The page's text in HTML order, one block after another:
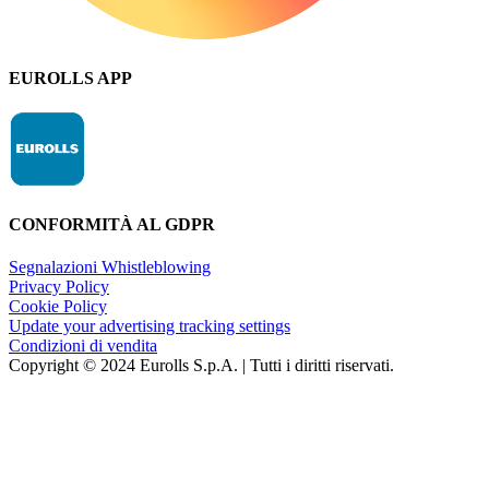
EUROLLS APP
CONFORMITÀ AL GDPR
Segnalazioni Whistleblowing
Privacy Policy
Cookie Policy
Update your advertising tracking settings
Condizioni di vendita
Copyright © 2024 Eurolls S.p.A. | Tutti i diritti riservati.